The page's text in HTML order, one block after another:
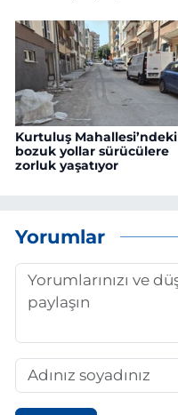
Kurtuluş Mahallesi’ndeki
bozuk yollar sürücülere
zorluk yaşatıyor
Yorumlar